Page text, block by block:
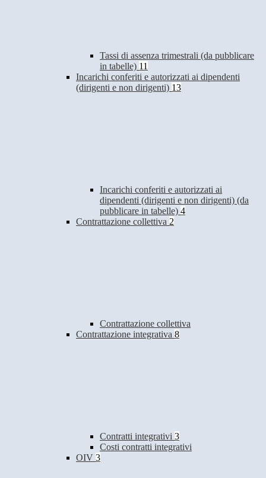
Tassi di assenza trimestrali (da pubblicare
in tabelle) 11
Incarichi conferiti e autorizzati ai dipendenti
(dirigenti e non dirigenti) 13
Incarichi conferiti e autorizzati ai
dipendenti (dirigenti e non dirigenti) (da
pubblicare in tabelle) 4
Contrattazione collettiva 2
Contrattazione collettiva
Contrattazione integrativa 8
Contratti integrativi 3
Costi contratti integrativi
OIV 3